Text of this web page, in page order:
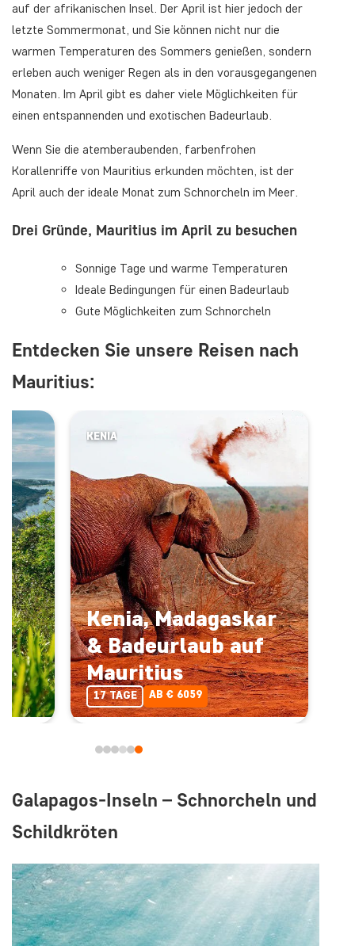
auf der afrikanischen Insel. Der April ist hier jedoch der
letzte Sommermonat, und Sie können nicht nur die
warmen Temperaturen des Sommers genießen, sondern
erleben auch weniger Regen als in den vorausgegangenen
Monaten. Im April gibt es daher viele Möglichkeiten für
einen entspannenden und exotischen Badeurlaub.
Wenn Sie die atemberaubenden, farbenfrohen
Korallenriffe von Mauritius erkunden möchten, ist der
April auch der ideale Monat zum Schnorcheln im Meer.
Drei Gründe, Mauritius im April zu besuchen
Sonnige Tage und warme Temperaturen
Ideale Bedingungen für einen Badeurlaub
Gute Möglichkeiten zum Schnorcheln
Entdecken Sie unsere Reisen nach
Mauritius:
KENIA
Kenia, Madagaskar
& Badeurlaub auf
Mauritius
17 TAGE AB € 6059
Galapagos-Inseln – Schnorcheln und
Schildkröten